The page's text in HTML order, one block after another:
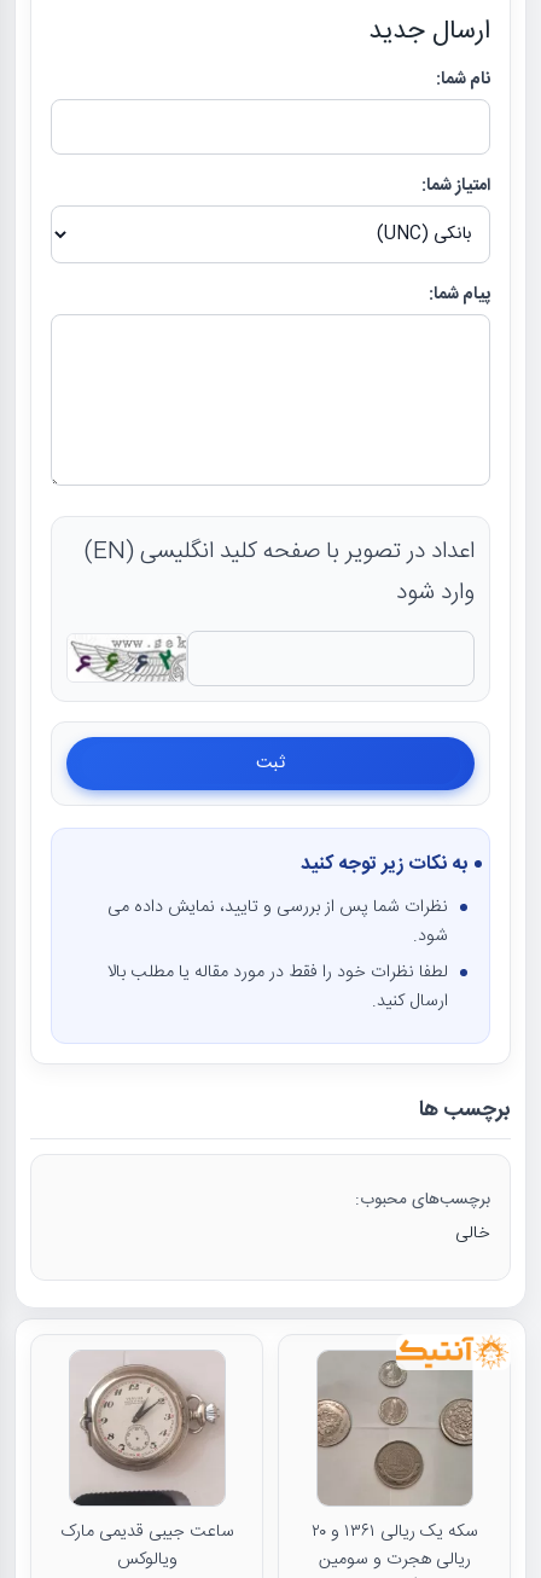
ارسال جدید
نام شما:
امتیاز شما:
پیام شما:
اعداد در تصویر با صفحه کلید انگلیسی (EN)
وارد شود
به نکات زیر توجه کنید
نظرات شما پس از بررسی و تایید، نمایش داده می
شود.
لطفا نظرات خود را فقط در مورد مقاله یا مطلب بالا
ارسال کنید.
برچسب ها
برچسب‌های محبوب:
خالی
سکه یک ریالی ۱۳۶۱ و ۲۰
ریالی هجرت و سومین
ساعت جیبی قدیمی مارک
ویالوکس